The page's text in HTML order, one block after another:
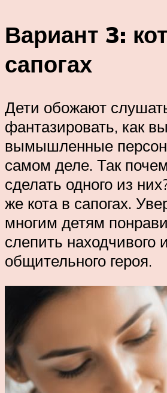
Вариант 3:
сапогах
Дети обожают
фантазировать, как
вымышленные
самом деле. Так
сделать одного из
же кота в сапогах.
многим детям
слепить находчивого и
общительного героя.